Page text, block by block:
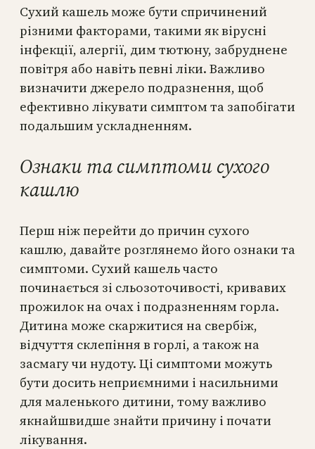
Сухий кашель може бути спричинений
різними факторами, такими як вірусні
інфекції, алергії, дим тютюну, забруднене
повітря або навіть певні ліки. Важливо
визначити джерело подразнення, щоб
ефективно лікувати симптом та запобігати
подальшим ускладненням.
Ознаки та симптоми сухого
кашлю
Перш ніж перейти до причин сухого
кашлю, давайте розглянемо його ознаки та
симптоми. Сухий кашель часто
починається зі сльозоточивості, кривавих
прожилок на очах і подразненням горла.
Дитина може скаржитися на свербіж,
відчуття склепіння в горлі, а також на
засмагу чи нудоту. Ці симптоми можуть
бути досить неприємними і насильними
для маленького дитини, тому важливо
якнайшвидше знайти причину і почати
лікування.